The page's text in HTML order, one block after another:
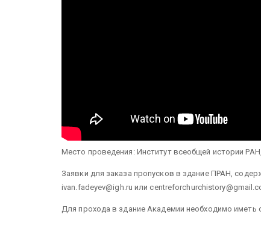
Место проведения: Институт всеобщей истории
Заявки для заказа пропусков в здание ПРАН,
ivan.fadeyev@igh.ru или
Для прохода в здание Академии необходимо иметь